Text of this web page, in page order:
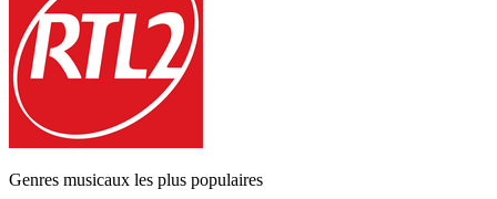
Genres musicaux les plus populaires